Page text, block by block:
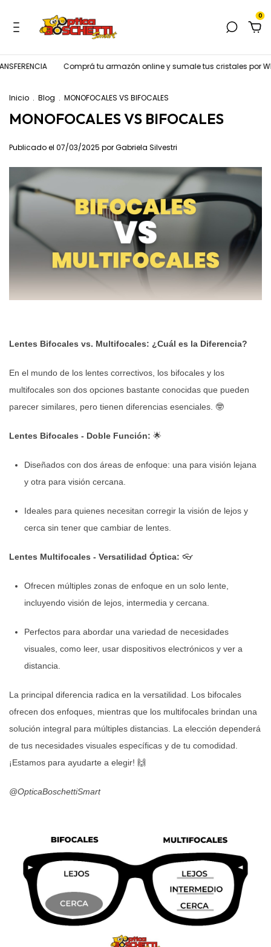
0
Comprá tu armazón online y sumale tus cristales por
Inicio . Blog . MONOFOCALES VS BIFOCALES
MONOFOCALES VS BIFOCALES
Publicado el 07/03/2025 por Gabriela Silvestri
Lentes Bifocales vs. Multifocales: ¿Cuál es la Diferencia?
En el mundo de los lentes correctivos, los bifocales y los
multifocales son dos opciones bastante conocidas que pueden
parecer similares, pero tienen diferencias esenciales. 🤓
Lentes Bifocales - Doble Función: 🌟
Diseñados con dos áreas de enfoque: una para visión lejana
y otra para visión cercana.
Ideales para quienes necesitan corregir la visión de lejos y
cerca sin tener que cambiar de lentes.
Lentes Multifocales - Versatilidad Óptica: 👓
Ofrecen múltiples zonas de enfoque en un solo lente,
incluyendo visión de lejos, intermedia y cercana.
Perfectos para abordar una variedad de necesidades
visuales, como leer, usar dispositivos electrónicos y ver a
distancia.
La principal diferencia radica en la versatilidad. Los bifocales
ofrecen dos enfoques, mientras que los multifocales brindan una
solución integral para múltiples distancias. La elección dependerá
de tus necesidades visuales específicas y de tu comodidad.
¡Estamos para ayudarte a elegir! 🙌​
@‌OpticaBoschettiSmart